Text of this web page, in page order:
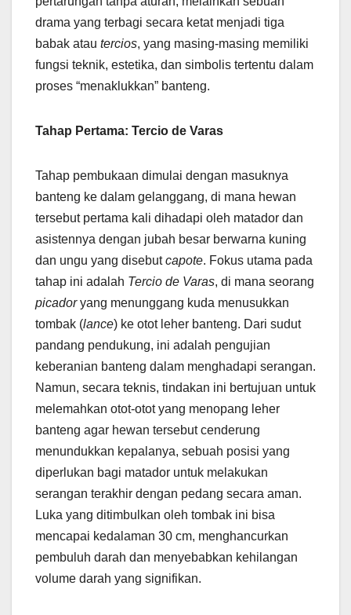
drama yang terbagi secara ketat menjadi tiga
babak atau tercios, yang masing-masing memiliki
fungsi teknik, estetika, dan simbolis tertentu dalam
proses “menaklukkan” banteng.
Tahap Pertama: Tercio de Varas
Tahap pembukaan dimulai dengan masuknya
banteng ke dalam gelanggang, di mana hewan
tersebut pertama kali dihadapi oleh matador dan
asistennya dengan jubah besar berwarna kuning
dan ungu yang disebutcapote. Fokus utama pada
tahap ini adalah Tercio de Varas, di mana seorang
picadoryang menunggang kuda menusukkan
tombak (lance) ke otot leher banteng. Dari sudut
pandang pendukung, ini adalah pengujian
keberanian banteng dalam menghadapi serangan.
Namun, secara teknis, tindakan ini bertujuan untuk
melemahkan otot-otot yang menopang leher
banteng agar hewan tersebut cenderung
menundukkan kepalanya, sebuah posisi yang
diperlukan bagi matador untuk melakukan
serangan terakhir dengan pedang secara aman.
Luka yang ditimbulkan oleh tombak ini bisa
mencapai kedalaman 30 cm, menghancurkan
pembuluh darah dan menyebabkan kehilangan
volume darah yang signifikan.